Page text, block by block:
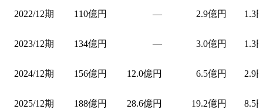
2022/12期 110億円 — 2.9億円 1.3
2023/12期 134億円 — 3.0億円 1.3
2024/12期 156億円 12.0億円 6.5億円 2.9
2025/12期 188億円 28.6億円 19.2億円 8.5